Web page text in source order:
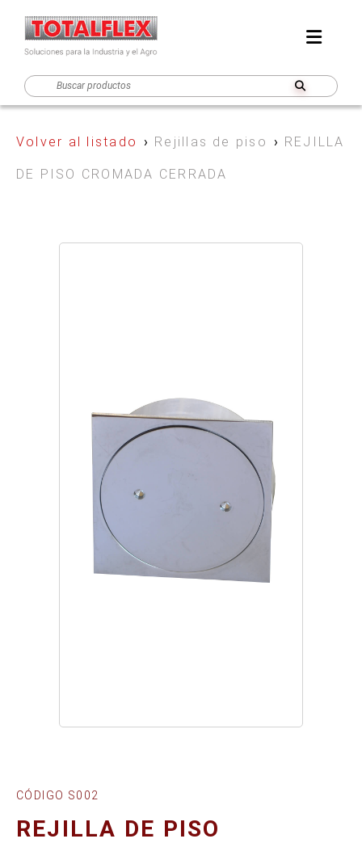
Volver al listado › Rejillas de piso › REJILLA
DE PISO CROMADA CERRADA
CÓDIGO S002
REJILLA DE PISO